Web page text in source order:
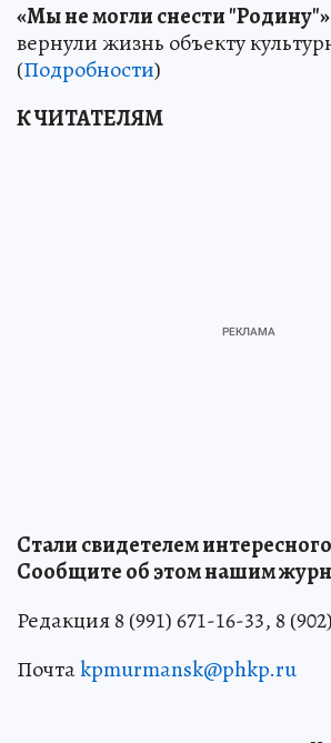
«Мы не могли снести
вернули жизнь объекту
(Подробности)
К ЧИТАТЕЛЯМ
Стали свидетелем
Сообщите об этом нашим
Редакция 8 (991) 671-16-33, 8
Почтаkpmurmansk@phkp.ru